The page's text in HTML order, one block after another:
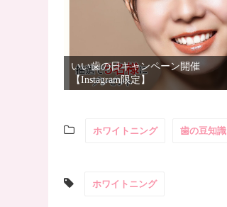
いい歯の日キャンペーン開催
【Instagram限定】
ホワイトニング 歯の豆知識
ホワイトニング